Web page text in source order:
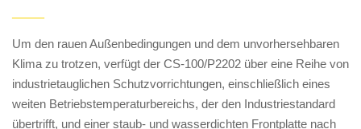
——
Um den rauen Außenbedingungen und dem unvorhersehbaren
Klima zu trotzen, verfügt der CS-100/P2202 über eine Reihe von
industrietauglichen Schutzvorrichtungen, einschließlich eines
weiten Betriebstemperaturbereichs, der den Industriestandard
übertrifft, und einer staub- und wasserdichten Frontplatte nach